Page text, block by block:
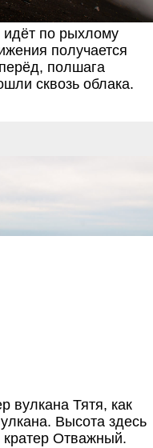
по рыхлому
получается
полшага
сквозь облака.
вулкана Тятя, как
Высота здесь
кратер Отважный.